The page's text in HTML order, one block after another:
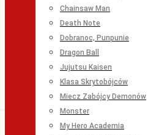
Chainsaw Man
Death Note
Dobranoc, Punpunie
Dragon Ball
Jujutsu Kaisen
Klasa Skrytobójców
Miecz Zabójcy Demonów
Monster
My Hero Academia